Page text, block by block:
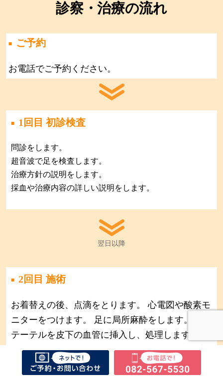
診察・治療の流れ
ご予約
お電話でご予約ください。
1回目 初診検査​
問診をします。
超音波で足を検査します。
治療方針の説明をします。
採血や治療内容の詳しい説明をします。
翌日以降
2回目 施術​
お着替えの後、点滴をとります。 心電図や酸素モ
ニターをつけます。 足に局所麻酔をします。 カ
テーテルを皮下の血管に挿入し、処理します。
30〜60分ほどで終わり、包帯とストッキングを着
用します。 すぐに歩いて帰れます。